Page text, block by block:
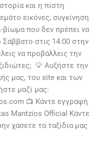
και η πίστη
εικόνες, συγκίνηση
βίωμα που δεν πρέπει να
στις 14:00 στην
να προβάλλεις την
💡 Αυξήστε την
μας, του site και των
μαζί μας:
📺 Κάντε εγγραφή
Mantzios Official Κάντε
χάσετε τα ταξίδια μας